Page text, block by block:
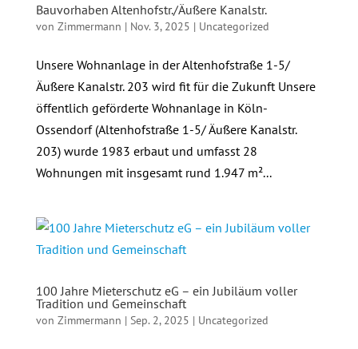
Bauvorhaben Altenhofstr./Äußere Kanalstr.
von Zimmermann | Nov. 3, 2025 | Uncategorized
Unsere Wohnanlage in der Altenhofstraße 1-5/
Äußere Kanalstr. 203 wird fit für die Zukunft Unsere
öffentlich geförderte Wohnanlage in Köln-
Ossendorf (Altenhofstraße 1-5/ Äußere Kanalstr.
203) wurde 1983 erbaut und umfasst 28
Wohnungen mit insgesamt rund 1.947 m²...
100 Jahre Mieterschutz eG – ein Jubiläum voller
Tradition und Gemeinschaft
von Zimmermann | Sep. 2, 2025 | Uncategorized